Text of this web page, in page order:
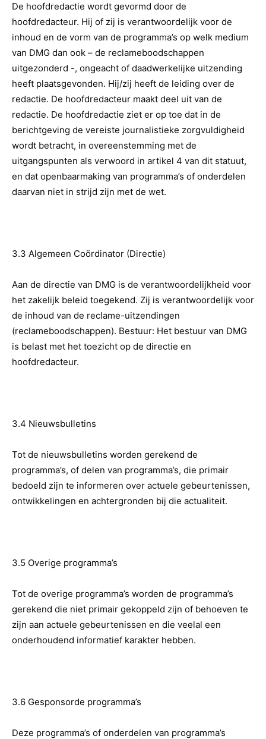
De hoofdredactie wordt gevormd door de
hoofdredacteur. Hij of zij is verantwoordelijk voor de
inhoud en de vorm van de programma’s op welk medium
van DMG dan ook – de reclameboodschappen
uitgezonderd -, ongeacht of daadwerkelijke uitzending
heeft plaatsgevonden. Hij/zij heeft de leiding over de
redactie. De hoofdredacteur maakt deel uit van de
redactie. De hoofdredactie ziet er op toe dat in de
berichtgeving de vereiste journalistieke zorgvuldigheid
wordt betracht, in overeenstemming met de
uitgangspunten als verwoord in artikel 4 van dit statuut,
en dat openbaarmaking van programma’s of onderdelen
daarvan niet in strijd zijn met de wet.
3.3 Algemeen Coördinator (Directie)
Aan de directie van DMG is de verantwoordelijkheid voor
het zakelijk beleid toegekend. Zij is verantwoordelijk voor
de inhoud van de reclame-uitzendingen
(reclameboodschappen). Bestuur: Het bestuur van DMG
is belast met het toezicht op de directie en
hoofdredacteur.
3.4 Nieuwsbulletins
Tot de nieuwsbulletins worden gerekend de
programma’s, of delen van programma’s, die primair
bedoeld zijn te informeren over actuele gebeurtenissen,
ontwikkelingen en achtergronden bij die actualiteit.
3.5 Overige programma’s
Tot de overige programma’s worden de programma’s
gerekend die niet primair gekoppeld zijn of behoeven te
zijn aan actuele gebeurtenissen en die veelal een
onderhoudend informatief karakter hebben.
3.6 Gesponsorde programma’s
Deze programma’s of onderdelen van programma’s